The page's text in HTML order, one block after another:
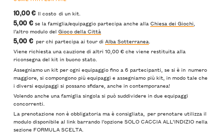
10,00 € Il costo di un kit.
5,00 €se la famiglia/equipaggio partecipa anche allaChiesa dei Giochi,
l’altro modulo del Gioco della Città
5,00 € per chi partecipa ai tour diAlba Sotterranea.
Viene richiesta una cauzione di altri 10,00 € che viene restituita alla
riconsegna del kit in buono stato.
Assegniamo un kit per ogni equipaggio fino a 6 partecipanti, se si è in numero
maggiore, si compongono più equipaggi e assegniamo più kit, in modo tale che
i diversi equipaggi si possano sfidare, anche in contemporanea!
Volendo anche una famiglia singola si può suddividere in due equipaggi
concorrenti.
La prenotazione non è obbligatoria ma è consigliata, per prenotare utilizza il
modulo disponibile al link barrando l’opzione SOLO CACCIA ALL’INDIZIO nella
sezione FORMULA SCELTA.